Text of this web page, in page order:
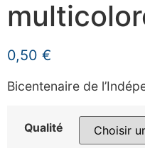
0,50 €
Bicentenaire de
Qualité